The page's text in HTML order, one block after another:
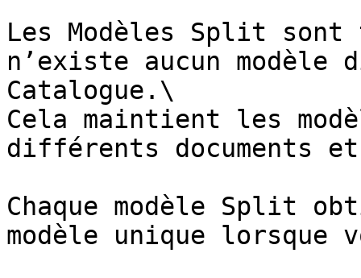
Les Modèles Split
n’existe aucun modèle
Catalogue.\
Cela maintient les
différents documents
Chaque modèle Split
modèle unique lorsque